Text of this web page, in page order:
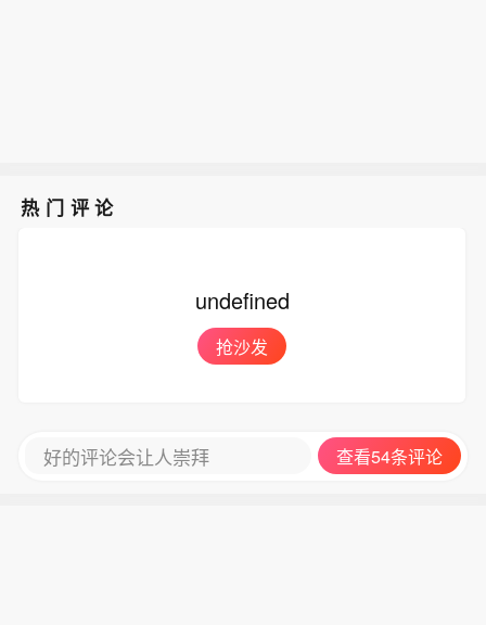
热门评论
undefined
抢沙发
好的评论会让人崇拜 查看54条评论